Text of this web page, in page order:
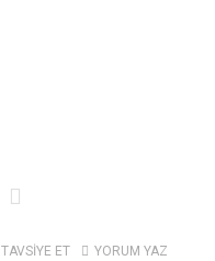
TAVSİYE ET YORUM YAZ